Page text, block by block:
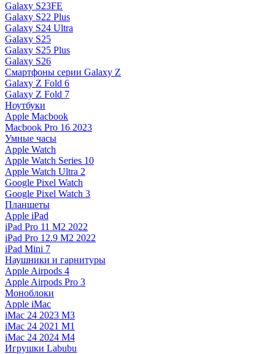
Galaxy S23FE
Galaxy S22 Plus
Galaxy S24 Ultra
Galaxy S25
Galaxy S25 Plus
Galaxy S26
Смартфоны серии Galaxy Z
Galaxy Z Fold 6
Galaxy Z Fold 7
Ноутбуки
Apple Macbook
Macbook Pro 16 2023
Умные часы
Apple Watch
Apple Watch Series 10
Apple Watch Ultra 2
Google Pixel Watch
Google Pixel Watch 3
Планшеты
Apple iPad
iPad Pro 11 M2 2022
iPad Pro 12.9 M2 2022
iPad Mini 7
Наушники и гарнитуры
Apple Airpods 4
Apple Airpods Pro 3
Моноблоки
Apple iMac
iMac 24 2023 M3
iMac 24 2021 M1
iMac 24 2024 M4
Игрушки Labubu